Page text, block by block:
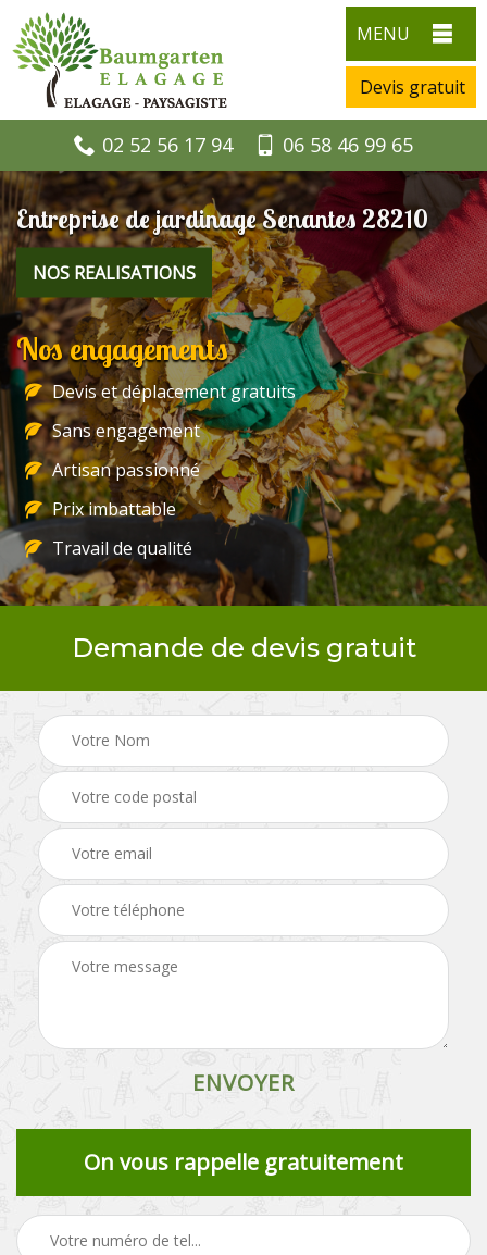
MENU
Devis gratuit
02 52 56 17 94 06 58 46 99 65
Entreprise de jardinage Senantes 28210
NOS REALISATIONS
Nos engagements
Devis et déplacement gratuits
Sans engagement
Artisan passionné
Prix imbattable
Travail de qualité
Demande de devis gratuit
On vous rappelle gratuitement